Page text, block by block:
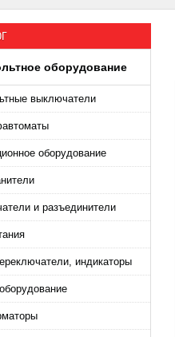
оборудование
выключатели
оборудование
и разъединители
индикаторы